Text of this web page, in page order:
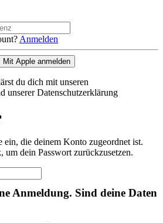
Anmelden
Mit Apple anmelden
du dich mit unseren
unserer Datenschutzerklärung
die deinem Konto zugeordnet ist.
dein Passwort zurückzusetzen.
Anmeldung. Sind deine Daten